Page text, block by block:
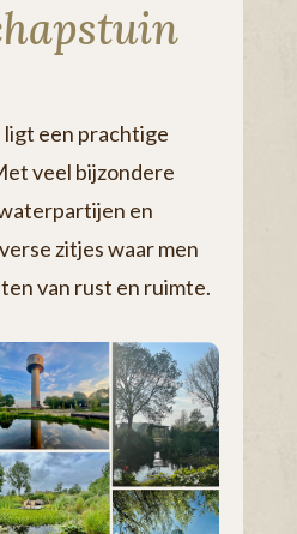
ligt een prachtige
veel bijzondere
en
zitjes waar men
van rust en ruimte.